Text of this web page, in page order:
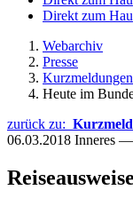
Direkt zum
Webarchiv
Presse
Heute im
zurück zu:
06.03.2018 Inneres